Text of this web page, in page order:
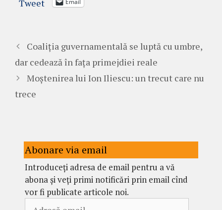
Tweet Email
Coaliția guvernamentală se luptă cu umbre,
dar cedează în fața primejdiei reale
Moștenirea lui Ion Iliescu: un trecut care nu
trece
Abonare via email
Introduceți adresa de email pentru a vă
abona și veți primi notificări prin email cînd
vor fi publicate articole noi.